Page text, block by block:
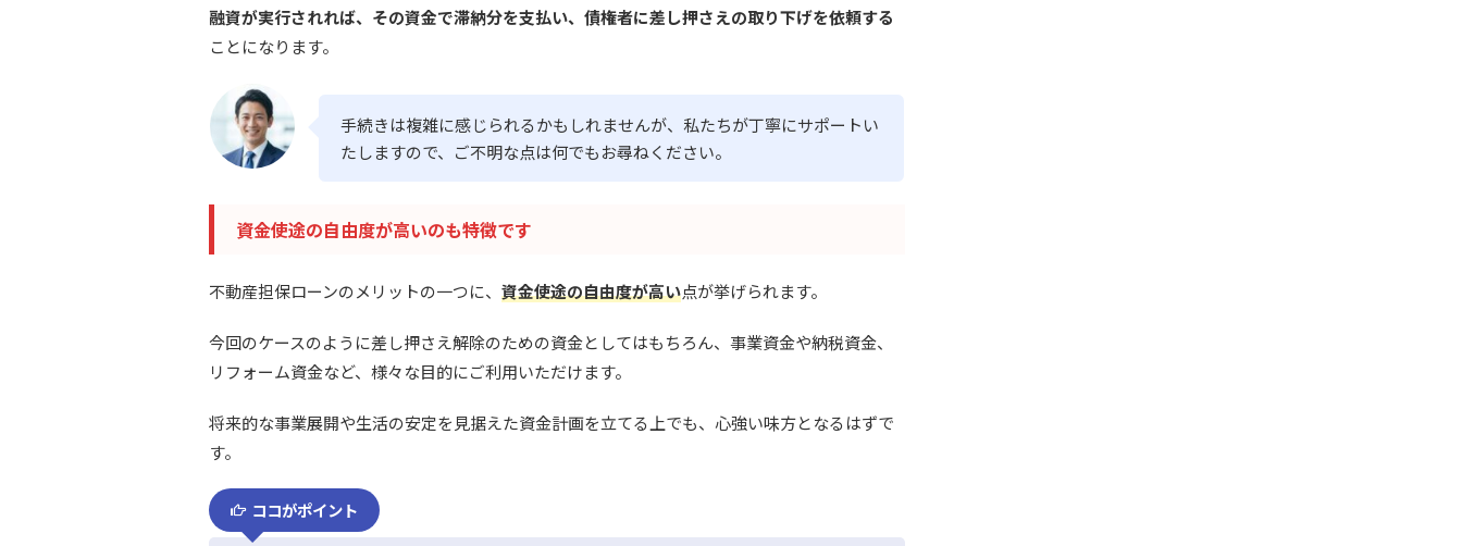
融資が実行されれば、その資金で滞納分を支払い、債権者に差し押さえの取り下げを依頼する
ことになります。
手続きは複雑に感じられるかもしれませんが、私たちが丁寧にサポートい
たしますので、ご不明な点は何でもお尋ねください。
資金使途の自由度が高いのも特徴です
不動産担保ローンのメリットの一つに、 資金使途の自由度が高い点が挙げられます。
今回のケースのように差し押さえ解除のための資金としてはもちろん、事業資金や納税資金、
リフォーム資金など、様々な目的にご利用いただけます。
将来的な事業展開や生活の安定を見据えた資金計画を立てる上でも、心強い味方となるはずで
す。
ココがポイント